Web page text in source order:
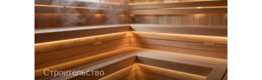
Строительство